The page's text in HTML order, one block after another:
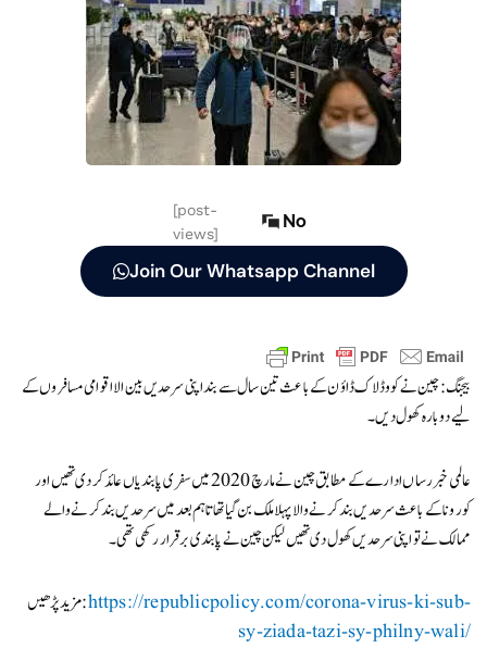
[post-
views]
No
Join Our Whatsapp Channel
بیجنگ: چین نے کووڈ لاک ڈاؤن کے باعث تین سال سے بند اپنی سرحدیں بین الااقوامی مسافروں کے
لیے دوبارہ کھول دیں۔
عالمی خبر رساں ادارے کے مطابق چین نے مارچ 2020 میں سفری پابندیاں عائد کردی تھیں اور
کورونا کے باعث سرحدیں بند کرنے والا پہلا ملک بن گیا تھا تاہم بعد میں سرحدیں بند کرنے والے
ممالک نے تو اپنی سرحدیں کھول دی تھیں لیکن چین نے پابندی برقرار رکھی تھی۔
مزید پڑھیں:https://republicpolicy.com/corona-virus-ki-sub-
sy-ziada-tazi-sy-philny-wali/